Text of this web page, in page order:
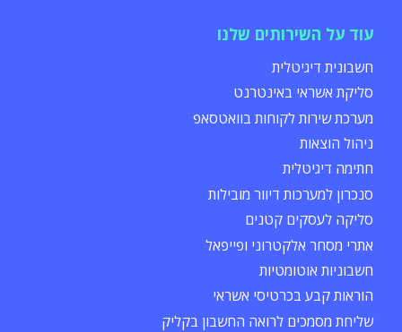
עוד על השירותים שלנו
חשבונית דיגיטלית
סליקת אשראי באינטרנט
מערכת שירות לקוחות בוואטסאפ
ניהול הוצאות
חתימה דיגיטלית
סנכרון למערכות דיוור מובילות
סליקה לעסקים קטנים
אתרי מסחר אלקטרוני ופייפאל
חשבוניות אוטומטיות
הוראות קבע בכרטיסי אשראי
שליחת מסמכים לרואה החשבון בקליק